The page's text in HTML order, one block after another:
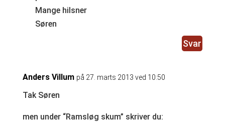
Mange hilsner
Søren
Svar
Anders Villum på 27. marts 2013 ved 10:50
Tak Søren
men under “Ramsløg skum” skriver du: